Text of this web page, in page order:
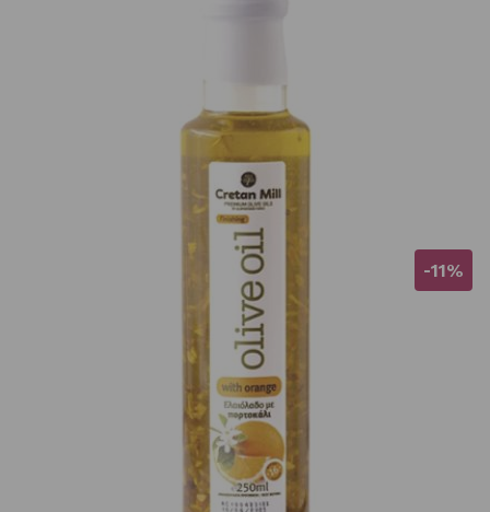
-11%